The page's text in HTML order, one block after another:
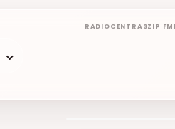
RADIOCENTRASZIP FM
LIETUVIŠKOS MUZIKOS